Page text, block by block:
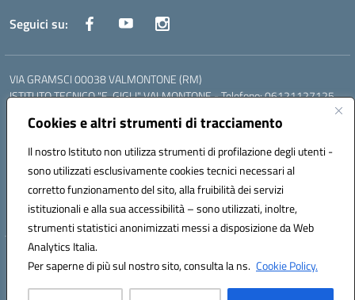
Cookies e altri strumenti di tracciamento
Il nostro Istituto non utilizza strumenti di profilazione degli utenti -
sono utilizzati esclusivamente cookies tecnici necessari al
corretto funzionamento del sito, alla fruibilità dei servizi
istituzionali e alla sua accessibilità – sono utilizzati, inoltre,
strumenti statistici anonimizzati messi a disposizione da Web
Analytics Italia.
Per saperne di più sul nostro sito, consulta la ns. Cookie Policy.
Seguici su:
VIA GRAMSCI 00038 VALMONTONE (RM)
ISTITUTO TECNICO "E. GIGLI" VALMONTONE - Telefono: 06121127125
06121126825
LICEO DELLE SCIENZE UMANE "P.L. NERVI" SEGNI - Telefono:
Mail: RMIS099002@istruzione.it - PEC: RMIS099002@pec.istruzione.it
Codice meccanografico: RMIS099002
Codice fiscale: 95036960581
Hosting & Powered by 3D Solution S.r.l.
Concept & Design by Designers Italia